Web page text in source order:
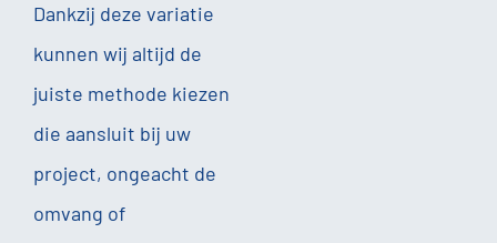
Dankzij deze variatie
kunnen wij altijd de
juiste methode kiezen
die aansluit bij uw
project, ongeacht de
omvang of